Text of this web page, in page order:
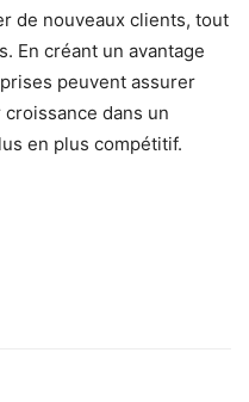
de nouveaux clients, tout
En créant un avantage
peuvent assurer
dans un
en plus compétitif.